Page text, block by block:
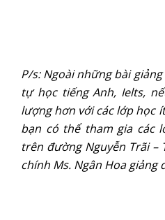
P/s: Ngoài những bài
tự học tiếng Anh, Ielts,
lượng hơn với các lớp học
bạn có thể tham gia các
trên đường Nguyễn Trãi –
chính Ms. Ngân Hoa giảng